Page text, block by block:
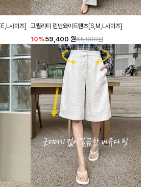
사이즈] 고퀄리티 린넨와이드팬츠[S,M,L사이즈]
10%59,400 원65,900원